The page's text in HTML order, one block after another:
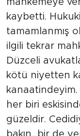
mahkemeye
kaybetti.
tamamlanmış
ilgili tekrar
Düzceli
kötü niyetten
kanaatindeyim.
her biri
güzeldir.
bakın, bir de